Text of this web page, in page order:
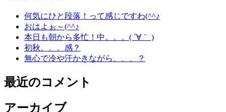
何気にひと段落！って感じですわ(^^♪
おはよぉ～(^^♪
本日も朝から多忙！中。。。( ´∀｀ )
初秋。。。感？
無心で冷や汗かきながら、、、？
最近のコメント
アーカイブ